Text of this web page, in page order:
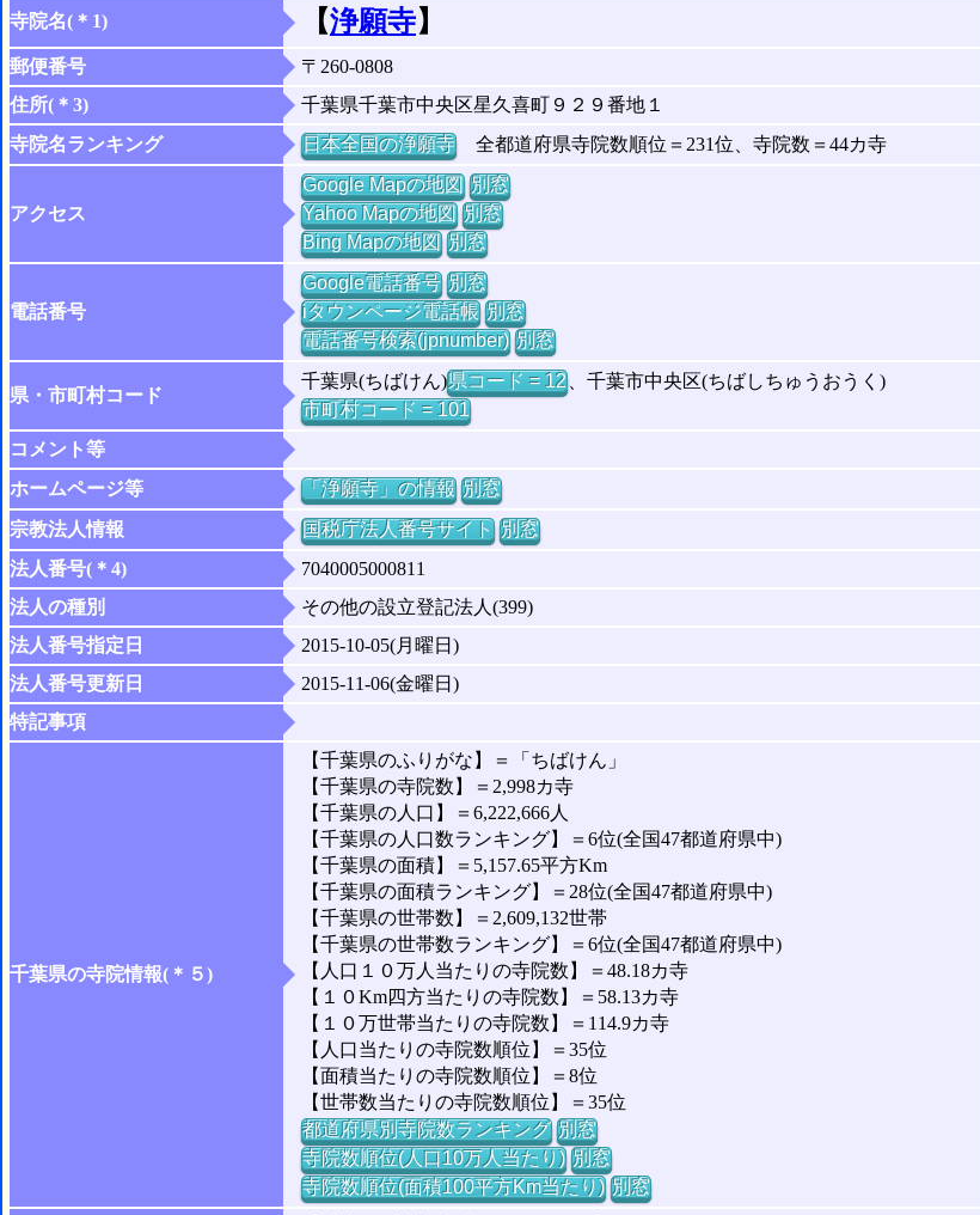
寺院名(＊1) 【浄願寺】
郵便番号
〒260-0808
住所(＊3)
千葉県千葉市中央区星久喜町９２９番地１
寺院名ランキング
日本全国の浄願寺全都道府県寺院数順位＝231位、寺院数＝44カ寺
アクセス
Google Mapの地図 別窓
Yahoo Mapの地図 別窓
Bing Mapの地図 別窓
電話番号
Google電話番号 別窓
iタウンページ電話帳 別窓
電話番号検索(jpnumber) 別窓
県・市町村コード
千葉県(ちばけん)県コード = 12、千葉市中央区(ちばしちゅうおうく)
市町村コード = 101
コメント等
ホームページ等
「浄願寺」の情報 別窓
宗教法人情報
国税庁法人番号サイト 別窓
法人番号(＊4)
7040005000811
法人の種別
その他の設立登記法人(399)
法人番号指定日
2015-10-05(月曜日)
法人番号更新日
2015-11-06(金曜日)
特記事項
千葉県の寺院情報(＊５)
【千葉県のふりがな】＝「ちばけん」
【千葉県の寺院数】＝2,998カ寺
【千葉県の人口】＝6,222,666人
【千葉県の人口数ランキング】＝6位(全国47都道府県中)
【千葉県の面積】＝5,157.65平方Km
【千葉県の面積ランキング】＝28位(全国47都道府県中)
【千葉県の世帯数】＝2,609,132世帯
【千葉県の世帯数ランキング】＝6位(全国47都道府県中)
【人口１０万人当たりの寺院数】＝48.18カ寺
【１０Km四方当たりの寺院数】＝58.13カ寺
【１０万世帯当たりの寺院数】＝114.9カ寺
【人口当たりの寺院数順位】＝35位
【面積当たりの寺院数順位】＝8位
【世帯数当たりの寺院数順位】＝35位
都道府県別寺院数ランキング 別窓
寺院数順位(人口10万人当たり) 別窓
寺院数順位(面積100平方Km当たり) 別窓